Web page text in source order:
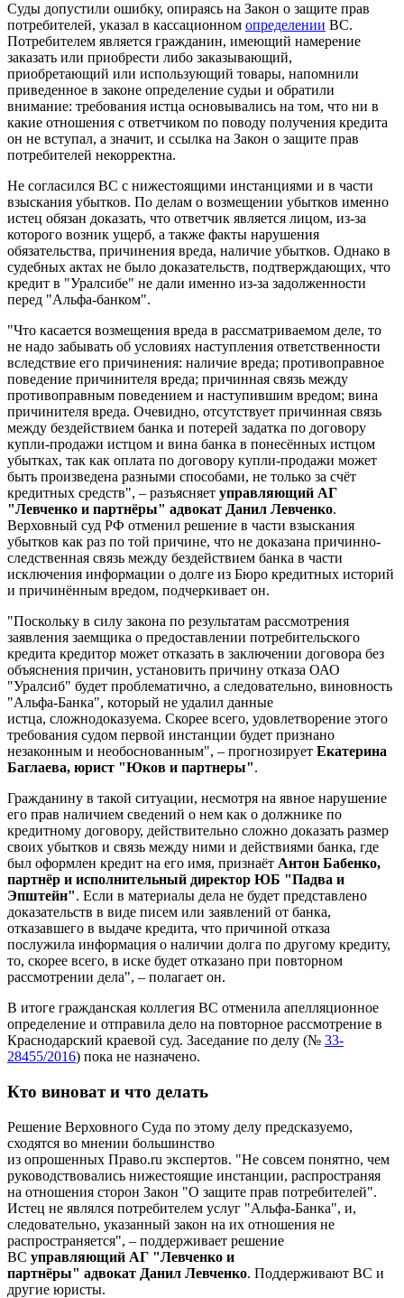
Суды допустили ошибку, опираясь на Закон о защите прав
потребителей, указал в кассационном определении ВС.
Потребителем является гражданин, имеющий намерение
заказать или приобрести либо заказывающий,
приобретающий или использующий товары, напомнили
приведенное в законе определение судьи и обратили
внимание: требования истца основывались на том, что ни в
какие отношения с ответчиком по поводу получения кредита
он не вступал, а значит, и ссылка на Закон о защите прав
потребителей некорректна.
Не согласился ВС с нижестоящими инстанциями и в части
взыскания убытков. По делам о возмещении убытков именно
истец обязан доказать, что ответчик является лицом, из-за
которого возник ущерб, а также факты нарушения
обязательства, причинения вреда, наличие убытков. Однако в
судебных актах не было доказательств, подтверждающих, что
кредит в "Уралсибе" не дали именно из-за задолженности
перед "Альфа-банком".
"Что касается возмещения вреда в рассматриваемом деле, то
не надо забывать об условиях наступления ответственности
вследствие его причинения: наличие вреда; противоправное
поведение причинителя вреда; причинная связь между
противоправным поведением и наступившим вредом; вина
причинителя вреда. Очевидно, отсутствует причинная связь
между бездействием банка и потерей задатка по договору
купли-продажи истцом и вина банка в понесённых истцом
убытках, так как оплата по договору купли-продажи может
быть произведена разными способами, не только за счёт
кредитных средств", – разъясняет управляющий АГ
"Левченко и партнёры" адвокат Данил Левченко.
Верховный суд РФ отменил решение в части взыскания
убытков как раз по той причине, что не доказана причинно-
следственная связь между бездействием банка в части
исключения информации о долге из Бюро кредитных историй
и причинённым вредом, подчеркивает он.
"Поскольку в силу закона по результатам рассмотрения
заявления заемщика о предоставлении потребительского
кредита кредитор может отказать в заключении договора без
объяснения причин, установить причину отказа ОАО
"Уралсиб" будет проблематично, а следовательно, виновность
"Альфа-Банка", который не удалил данные
истца, сложнодоказуема. Скорее всего, удовлетворение этого
требования судом первой инстанции будет признано
незаконным и необоснованным", – прогнозирует Екатерина
Баглаева, юрист "Юков и партнеры".
Гражданину в такой ситуации, несмотря на явное нарушение
его прав наличием сведений о нем как о должнике по
кредитному договору, действительно сложно доказать размер
своих убытков и связь между ними и действиями банка, где
был оформлен кредит на его имя, признаёт Антон Бабенко,
партнёр и исполнительный директор ЮБ "Падва и
Эпштейн". Если в материалы дела не будет представлено
доказательств в виде писем или заявлений от банка,
отказавшего в выдаче кредита, что причиной отказа
послужила информация о наличии долга по другому кредиту,
то, скорее всего, в иске будет отказано при повторном
рассмотрении дела", – полагает он.
В итоге гражданская коллегия ВС отменила апелляционное
определение и отправила дело на повторное рассмотрение в
Краснодарский краевой суд. Заседание по делу (№ 33-
28455/2016) пока не назначено.
Кто виноват и что делать
Решение Верховного Суда по этому делу предсказуемо,
сходятся во мнении большинство
из опрошенных Право.ru экспертов. "Не совсем понятно, чем
руководствовались нижестоящие инстанции, распространяя
на отношения сторон Закон "О защите прав потребителей".
Истец не являлся потребителем услуг "Альфа-Банка", и,
следовательно, указанный закон на их отношения не
распространяется", – поддерживает решение
ВС управляющий АГ "Левченко и
партнёры" адвокат Данил Левченко. Поддерживают ВС и
другие юристы.